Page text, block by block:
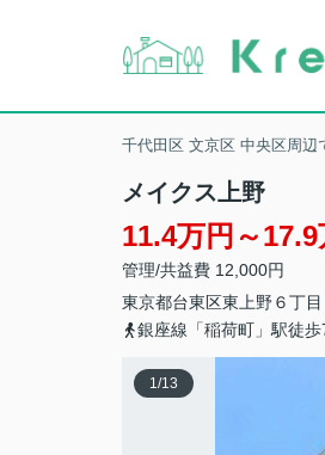
千代田区 文京区 中央区周辺
メイクス上野
11.4万円～17.9
管理/共益費 12,000円
東京都台東区東上野６丁目
銀座線「稲荷町」駅徒歩
1/13